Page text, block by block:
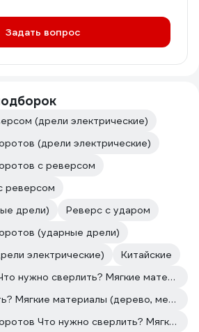
Задать вопрос
(дрели электрические)
(дрели электрические)
с реверсом
реверсом
дрели)
Реверс с ударом
(ударные дрели)
электрические)
Китайские
Упаковка коробка Что нужно сверлить? Мягкие материалы (дерево, металл)
Что нужно сверлить? Мягкие материалы (дерево, металл) с реверсом
с регулировкой оборотов Что нужно сверлить? Мягкие материалы (дерево, металл)